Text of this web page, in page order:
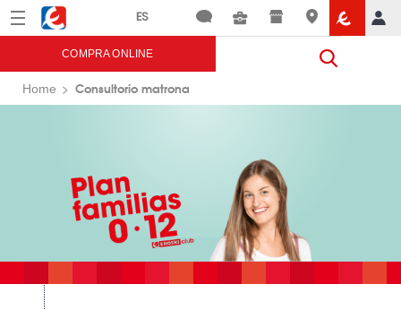
Menú Eroski
COMPRA ONLINE
Home Consultorio matrona